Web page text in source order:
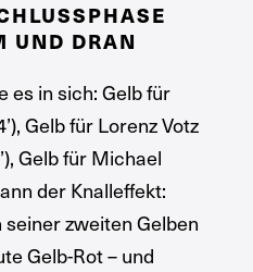
UND DRAN
es in sich: Gelb für
Gelb für Lorenz Votz
Gelb für Michael
der Knalleffekt:
zweiten Gelben
Gelb-Rot – und